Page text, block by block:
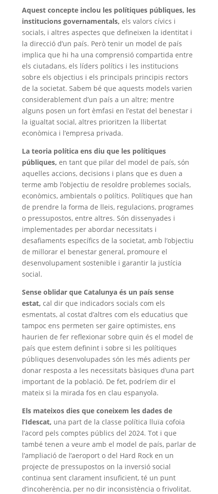
Aquest concepte inclou les polítiques públiques, les
institucions governamentals, els valors cívics i
socials, i altres aspectes que defineixen la identitat i
la direcció d’un país. Però tenir un model de país
implica que hi ha una comprensió compartida entre
els ciutadans, els líders polítics i les institucions
sobre els objectius i els principals principis rectors
de la societat. Sabem bé que aquests models varien
considerablement d’un país a un altre; mentre
alguns posen un fort èmfasi en l’estat del benestar i
la igualtat social, altres prioritzen la llibertat
econòmica i l’empresa privada.
La teoria política ens diu que les polítiques
públiques, en tant que pilar del model de país, són
aquelles accions, decisions i plans que es duen a
terme amb l’objectiu de resoldre problemes socials,
econòmics, ambientals o polítics. Polítiques que han
de prendre la forma de lleis, regulacions, programes
o pressupostos, entre altres. Són dissenyades i
implementades per abordar necessitats i
desafiaments específics de la societat, amb l’objectiu
de millorar el benestar general, promoure el
desenvolupament sostenible i garantir la justícia
social.
Sense oblidar que Catalunya és un país sense
estat, cal dir que indicadors socials com els
esmentats, al costat d’altres com els educatius que
tampoc ens permeten ser gaire optimistes, ens
haurien de fer reflexionar sobre quin és el model de
país que estem definint i sobre si les polítiques
públiques desenvolupades són les més adients per
donar resposta a les necessitats bàsiques d’una part
important de la població. De fet, podríem dir el
mateix si la mirada fos en clau espanyola.
Els mateixos dies que coneixem les dades de
l’Idescat, una part de la classe política lluïa cofoia
l’acord pels comptes públics del 2024. Tot i que
també tenen a veure amb el model de país, parlar de
l’ampliació de l’aeroport o del Hard Rock en un
projecte de pressupostos on la inversió social
continua sent clarament insuficient, té un punt
d’incoherència, per no dir inconsistència o frivolitat.